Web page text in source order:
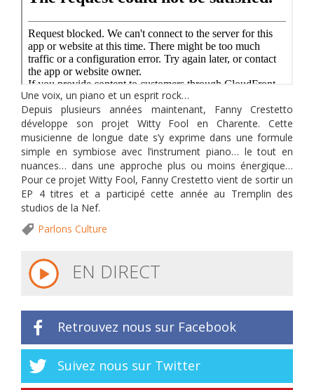
Une voix, un piano et un esprit rock…
Depuis plusieurs années maintenant, Fanny Crestetto
développe son projet Witty Fool en Charente. Cette
musicienne de longue date s’y exprime dans une formule
simple en symbiose avec l’instrument piano… le tout en
nuances… dans une approche plus ou moins énergique…
Pour ce projet Witty Fool, Fanny Crestetto vient de sortir un
EP 4 titres et a participé cette année au Tremplin des
studios de la Nef.
Parlons Culture
EN DIRECT
Retrouvez nous sur Facebook
Suivez nous sur Twitter